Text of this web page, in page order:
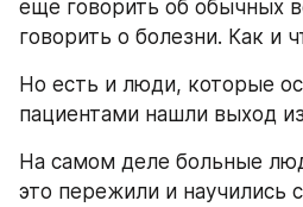
еще говорить об обычных
говорить о болезни. Как и
Но есть и люди, которые
пациентами нашли выход
На самом деле больные
это пережили и научились